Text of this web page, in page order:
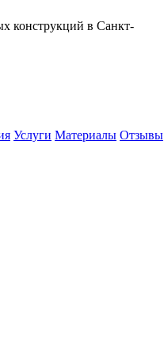
конструкций в Санкт-
Услуги Материалы Отзывы